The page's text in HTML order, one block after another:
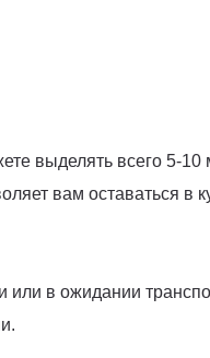
выделять всего 5-10
вам оставаться
или в ожидании